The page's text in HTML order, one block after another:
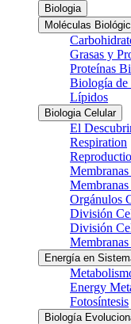
Biologia
Moléculas
Grasas y
Proteínas
Biología de
Lípidos
Biologia Celular
El
Respiration
Orgánulos
División
División
Energía en
Energy
Fotosíntesis
Biología